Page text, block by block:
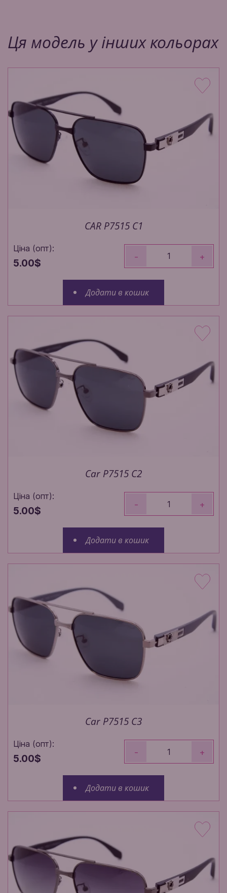
Ця модель у інших кольорах
CAR P7515 C1
Ціна (опт):
5.00$
- +
Додати в кошик
Car P7515 C2
Ціна (опт):
5.00$
- +
Додати в кошик
Car P7515 C3
Ціна (опт):
5.00$
- +
Додати в кошик